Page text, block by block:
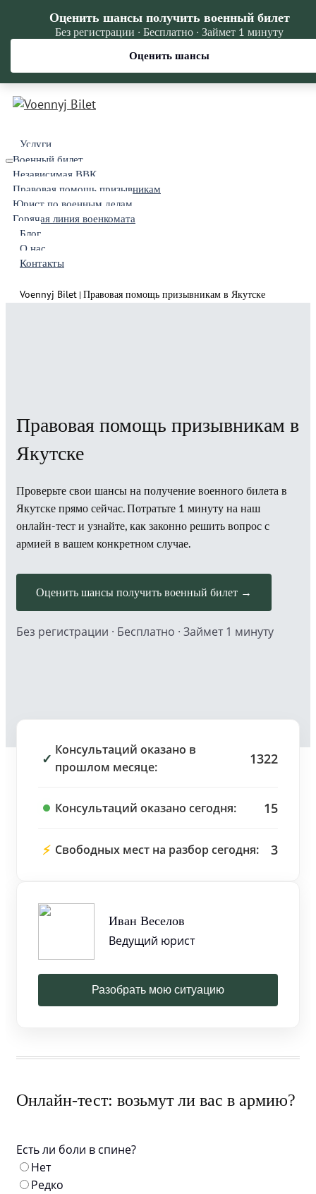
Услуги
Военный билет
Независимая ВВК
Правовая помощь призывникам
Юрист по военным делам
Горячая линия военкомата
Блог
О нас
Контакты
Voennyj Bilet | Правовая помощь призывникам в Якутске
Правовая помощь призывникам в
Якутске
Проверьте свои шансы на получение военного билета в
Якутске прямо сейчас. Потратьте 1 минуту на наш
онлайн-тест и узнайте, как законно решить вопрос с
армией в вашем конкретном случае.
Оценить шансы получить военный билет →
Без регистрации · Бесплатно · Займет 1 минуту
✓
Консультаций оказано в
прошлом месяце:
1322
Консультаций оказано сегодня: 15
⚡ Свободных мест на разбор сегодня: 3
Иван Веселов
Ведущий юрист
Разобрать мою ситуацию
Онлайн-тест: возьмут ли вас в армию?
Есть ли боли в спине?
Нет
Редко
Оценить шансы получить военный билет
Без регистрации · Бесплатно · Займет 1 минуту
Оценить шансы